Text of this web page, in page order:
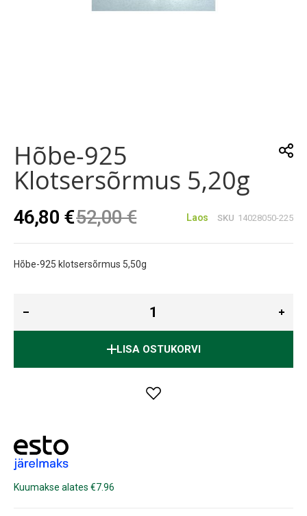
beginning
of
the
images
Hõbe-925
Klotsersõrmus 5,20g
46,80 €52,00 € Laos SKU 14028050-225
Hõbe-925 klotsersõrmus 5,50g
LISA OSTUKORVI
Kuumakse alates €7.96